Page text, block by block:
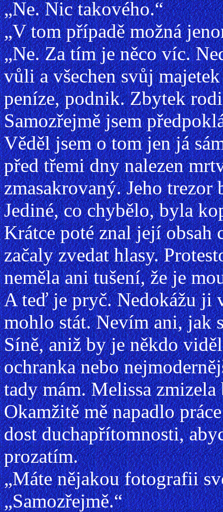
„Ne. Nic takového.“
„V tom případě možná
„Ne. Za tím je něco víc.
vůli a všechen svůj
peníze, podnik. Zbytek
Samozřejmě jsem
Věděl jsem o tom jen já
před třemi dny nalezen
zmasakrovaný. Jeho
Jediné, co chybělo, byla
Krátce poté znal její
začaly zvedat hlasy.
neměla ani tušení, že je
A teď je pryč. Nedokážu ji
mohlo stát. Nevím ani, jak
Síně, aniž by je někdo
ochranka nebo
tady mám. Melissa zmizela
Okamžitě mě napadlo
dost duchapřítomnosti,
prozatím.
„Máte nějakou fotografii
„Samozřejmě.“